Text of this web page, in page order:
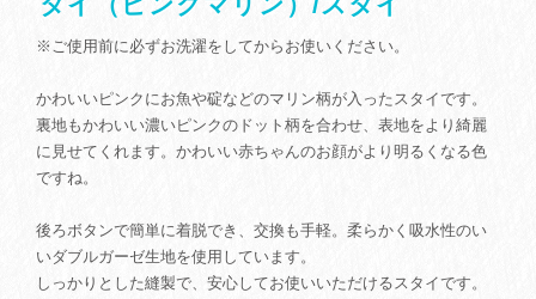
※ご使用前に必ずお洗濯をしてからお使いください。
かわいいピンクにお魚や碇などのマリン柄が入ったスタイです。
裏地もかわいい濃いピンクのドット柄を合わせ、表地をより綺麗
に見せてくれます。かわいい赤ちゃんのお顔がより明るくなる色
ですね。
後ろボタンで簡単に着脱でき、交換も手軽。柔らかく吸水性のい
いダブルガーゼ生地を使用しています。
しっかりとした縫製で、安心してお使いいただけるスタイです。